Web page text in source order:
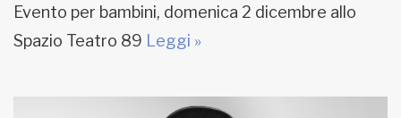
Evento per bambini, domenica 2 dicembre allo
Spazio Teatro 89
Leggi »